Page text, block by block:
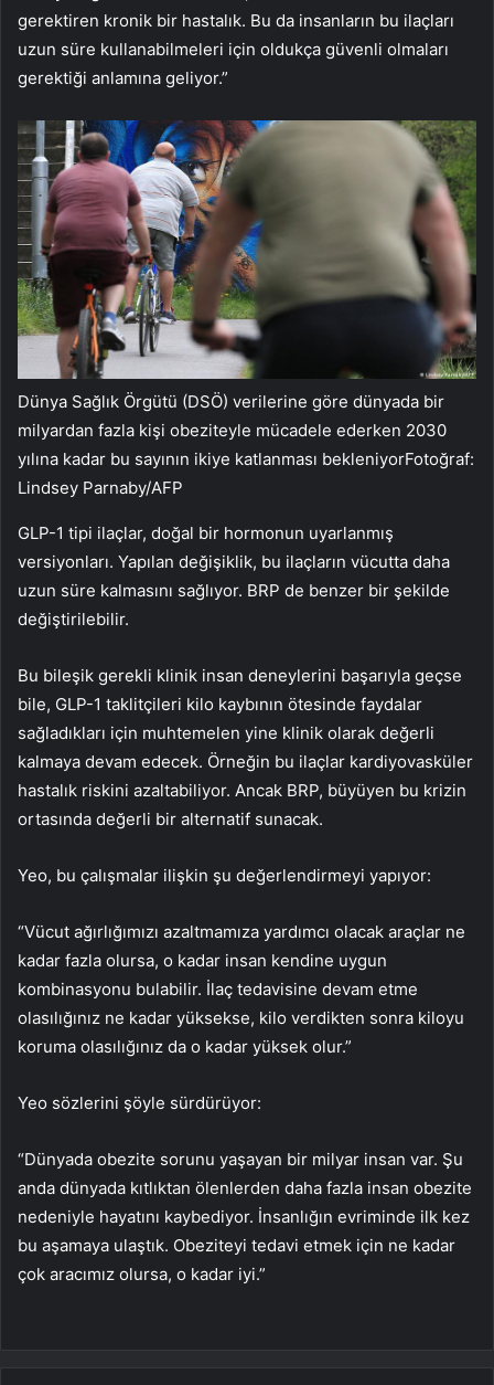
gerektiren kronik bir hastalık. Bu da insanların bu ilaçları
uzun süre kullanabilmeleri için oldukça güvenli olmaları
gerektiği anlamına geliyor.”
Dünya Sağlık Örgütü (DSÖ) verilerine göre dünyada bir
milyardan fazla kişi obeziteyle mücadele ederken 2030
yılına kadar bu sayının ikiye katlanması bekleniyorFotoğraf:
Lindsey Parnaby/AFP
GLP-1 tipi ilaçlar, doğal bir hormonun uyarlanmış
versiyonları. Yapılan değişiklik, bu ilaçların vücutta daha
uzun süre kalmasını sağlıyor. BRP de benzer bir şekilde
değiştirilebilir.
Bu bileşik gerekli klinik insan deneylerini başarıyla geçse
bile, GLP-1 taklitçileri kilo kaybının ötesinde faydalar
sağladıkları için muhtemelen yine klinik olarak değerli
kalmaya devam edecek. Örneğin bu ilaçlar kardiyovasküler
hastalık riskini azaltabiliyor. Ancak BRP, büyüyen bu krizin
ortasında değerli bir alternatif sunacak.
Yeo, bu çalışmalar ilişkin şu değerlendirmeyi yapıyor:
“Vücut ağırlığımızı azaltmamıza yardımcı olacak araçlar ne
kadar fazla olursa, o kadar insan kendine uygun
kombinasyonu bulabilir. İlaç tedavisine devam etme
olasılığınız ne kadar yüksekse, kilo verdikten sonra kiloyu
koruma olasılığınız da o kadar yüksek olur.”
Yeo sözlerini şöyle sürdürüyor:
“Dünyada obezite sorunu yaşayan bir milyar insan var. Şu
anda dünyada kıtlıktan ölenlerden daha fazla insan obezite
nedeniyle hayatını kaybediyor. İnsanlığın evriminde ilk kez
bu aşamaya ulaştık. Obeziteyi tedavi etmek için ne kadar
çok aracımız olursa, o kadar iyi.”